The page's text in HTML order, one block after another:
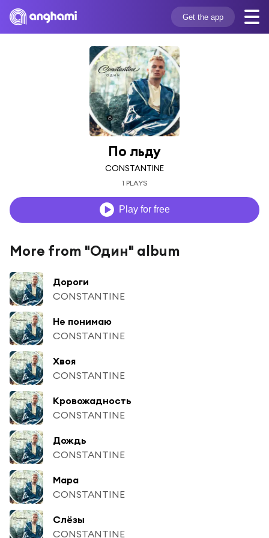
Get the app
По льду
CONSTANTINE
1 PLAYS
Play for free
More from "Один" album
Дороги
CONSTANTINE
Не понимаю
CONSTANTINE
Хвоя
CONSTANTINE
Кровожадность
CONSTANTINE
Дождь
CONSTANTINE
Мара
CONSTANTINE
Слёзы
CONSTANTINE